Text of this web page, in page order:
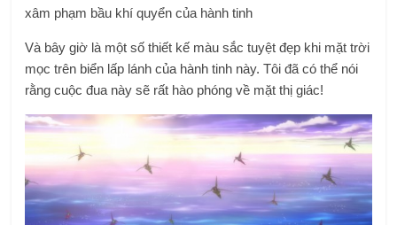
xâm phạm bầu khí quyển của hành tinh
Và bây giờ là một số thiết kế màu sắc tuyệt đẹp khi mặt trời
mọc trên biển lấp lánh của hành tinh này. Tôi đã có thể nói
rằng cuộc đua này sẽ rất hào phóng về mặt thị giác!